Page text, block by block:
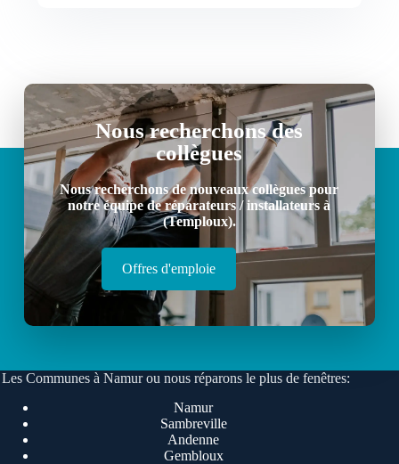
Nous recherchons des
collègues
Nous recherchons de nouveaux collègues pour
notre équipe de réparateurs / installateurs à
(Temploux).
Offres d'emploie
Les Communes à Namur ou nous réparons le plus de fenêtres:
Namur
Sambreville
Andenne
Gembloux